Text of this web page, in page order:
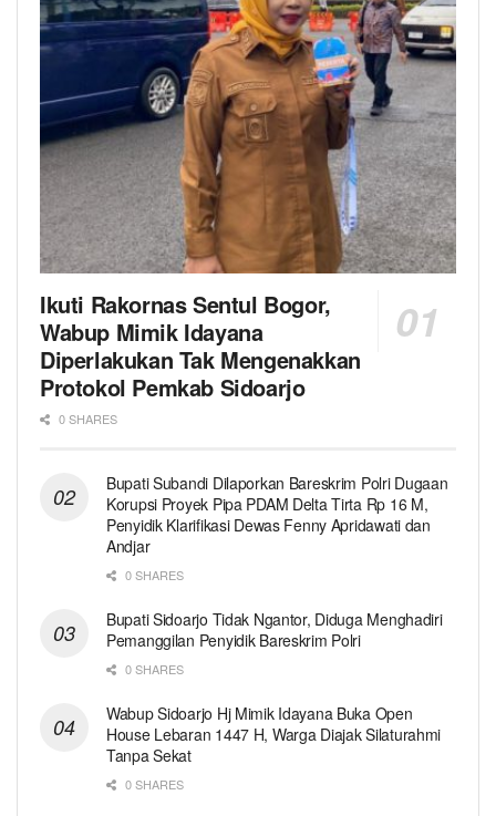
Ikuti Rakornas Sentul Bogor,
Wabup Mimik Idayana
Diperlakukan Tak Mengenakkan
Protokol Pemkab Sidoarjo
0 SHARES
Bupati Subandi Dilaporkan Bareskrim Polri Dugaan
Korupsi Proyek Pipa PDAM Delta Tirta Rp 16 M,
Penyidik Klarifikasi Dewas Fenny Apridawati dan
Andjar
0 SHARES
Bupati Sidoarjo Tidak Ngantor, Diduga Menghadiri
Pemanggilan Penyidik Bareskrim Polri
0 SHARES
Wabup Sidoarjo Hj Mimik Idayana Buka Open
House Lebaran 1447 H, Warga Diajak Silaturahmi
Tanpa Sekat
0 SHARES